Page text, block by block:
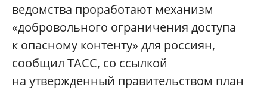
ведомства проработают механизм
«добровольного ограничения доступа
к опасному контенту» для россиян,
сообщил ТАСС, со ссылкой
на утвержденный правительством план